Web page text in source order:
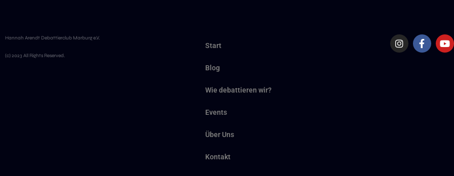
Hannah Arendt Debattierclub Marburg e.V.
(c) 2023 All Rights Reserved.
Start
Blog
Wie debattieren wir?
Events
Über Uns
Kontakt